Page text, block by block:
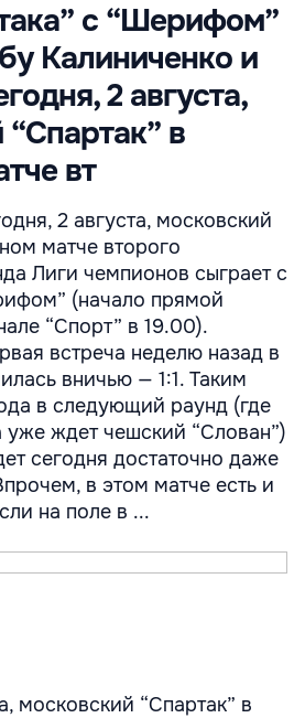
с “Шерифом”
Калиниченко и
2 августа,
в
вт
2 августа, московский
матче второго
Лиги чемпионов сыграет с
(начало прямой
“Спорт” в 19.00).
встреча неделю назад в
вничью — 1:1. Таким
в следующий раунд (где
уже ждет чешский “Слован”)
сегодня достаточно даже
в этом матче есть и
на поле в ...
московский “Спартак” в